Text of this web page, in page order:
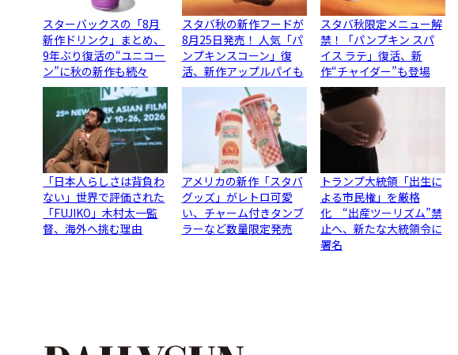
スターバックスの「8月
新作ドリンク」まとめ、
9年ぶり復活の“ユニコー
ン”に秋の新作も続々
スタバ秋の新作フードが
8月25日発売！ 人気「パ
ンプキンスコーン」復
活、新作アップルパイも
スタバ秋限定メニュー解
禁！「パンプキン スパ
イス ラテ」復活、新
作“チャイダー”も登場
「日本人らしさは背負わ
ない」世界で評価された
「FUJIKO」木村太一監
督、海外へ挑む理由
アメリカの新作「スタバ
グッズ」がレトロ可愛
い、チャーム付きタンブ
ラーなど数量限定発売
トランプ大統領「出生に
よる市民権」を厳格
化 “出産ツーリズム”禁
止へ、新たな大統領令に
署名